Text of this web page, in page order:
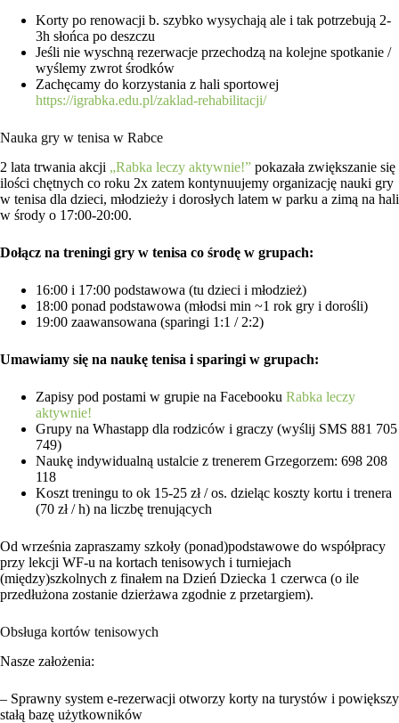
Korty po renowacji b. szybko wysychają ale i tak potrzebują 2-
3h słońca po deszczu
Jeśli nie wyschną rezerwacje przechodzą na kolejne spotkanie /
wyślemy zwrot środków
Zachęcamy do korzystania z hali sportowej
https://igrabka.edu.pl/zaklad-rehabilitacji/
Nauka gry w tenisa w Rabce
2 lata trwania akcji „Rabka leczy aktywnie!” pokazała zwiększanie się
ilości chętnych co roku 2x zatem kontynuujemy organizację nauki gry
w tenisa dla dzieci, młodzieży i dorosłych latem w parku a zimą na hali
w środy o 17:00-20:00.
Dołącz na treningi gry w tenisa co środę w grupach:
16:00 i 17:00 podstawowa (tu dzieci i młodzież)
18:00 ponad podstawowa (młodsi min ~1 rok gry i dorośli)
19:00 zaawansowana (sparingi 1:1 / 2:2)
Umawiamy się na naukę tenisa i sparingi w grupach:
Zapisy pod postami w grupie na Facebooku Rabka leczy
aktywnie!
Grupy na Whastapp dla rodziców i graczy (wyślij SMS 881 705
749)
Naukę indywidualną ustalcie z trenerem Grzegorzem: 698 208
118
Koszt treningu to ok 15-25 zł / os. dzieląc koszty kortu i trenera
(70 zł / h) na liczbę trenujących
Od września zapraszamy szkoły (ponad)podstawowe do współpracy
przy lekcji WF-u na kortach tenisowych i turniejach
(między)szkolnych z finałem na Dzień Dziecka 1 czerwca (o ile
przedłużona zostanie dzierżawa zgodnie z przetargiem).
Obsługa kortów tenisowych
Nasze założenia:
– Sprawny system e-rezerwacji otworzy korty na turystów i powiększy
stałą bazę użytkowników